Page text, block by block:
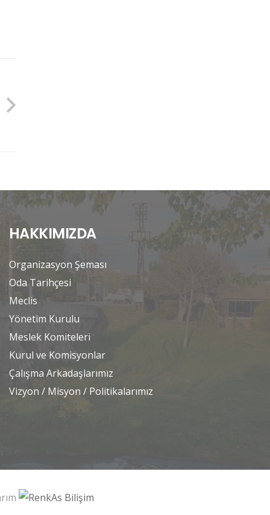
HAKKIMIZDA
Organizasyon Şeması
Oda Tarihçesi
Meclis
Yönetim Kurulu
Meslek Komiteleri
Kurul ve Komisyonlar
Çalışma Arkadaşlarımız
Vizyon / Misyon / Politikalarımız